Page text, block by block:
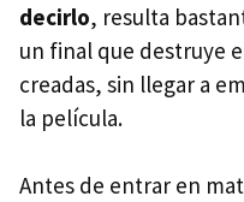
decirlo, resulta
un final que destruye
creadas, sin llegar a
la película.
Antes de entrar en